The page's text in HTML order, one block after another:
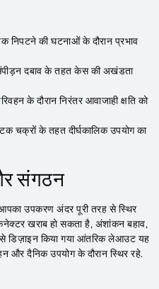
निपटने की घटनाओं के दौरान प्रभाव
दबाव के तहत केस की अखंडता
के दौरान निरंतर आवाजाही क्षति को
चक्रों के तहत दीर्घकालिक उपयोग का
संगठन
उपकरण अंदर पूरी तरह से स्थिर
खराब हो सकता है, अंशांकन बहाव,
डिज़ाइन किया गया आंतरिक लेआउट यह
और दैनिक उपयोग के दौरान स्थिर रहे.